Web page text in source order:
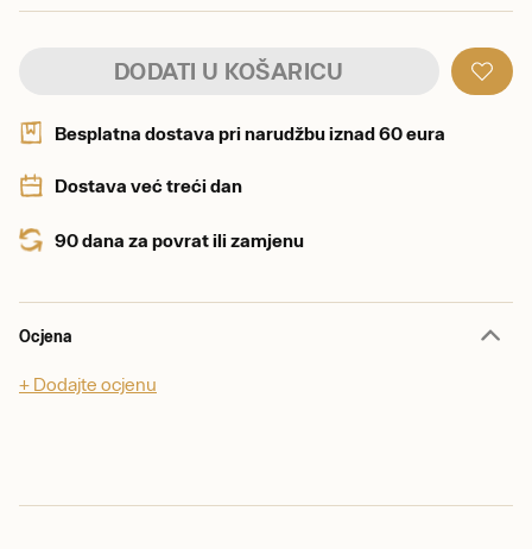
DODATI U KOŠARICU
Besplatna dostava pri narudžbu iznad 60 eura
Dostava već treći dan
90 dana za povrat ili zamjenu
Ocjena
+ Dodajte ocjenu